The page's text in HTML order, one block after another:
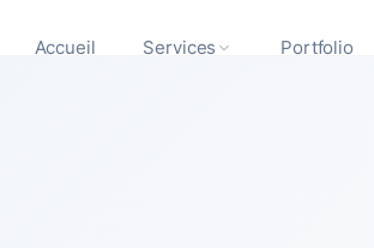
Accueil Services Portfolio